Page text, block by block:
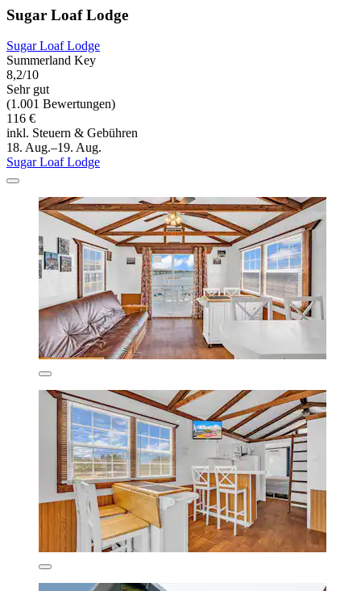
Sugar Loaf Lodge
Sugar Loaf Lodge
Summerland Key
8,2/10
Sehr gut
(1.001 Bewertungen)
116 €
inkl. Steuern & Gebühren
18. Aug.–19. Aug.
Sugar Loaf Lodge